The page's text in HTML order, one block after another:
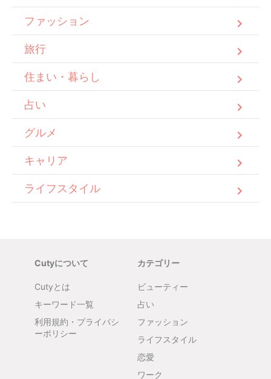
ファッション
旅行
住まい・暮らし
占い
グルメ
キャリア
ライフスタイル
Cutyについて
Cutyとは
キーワード一覧
利用規約・プライバシ
ーポリシー
カテゴリー
ビューティー
占い
ファッション
ライフスタイル
恋愛
ワーク